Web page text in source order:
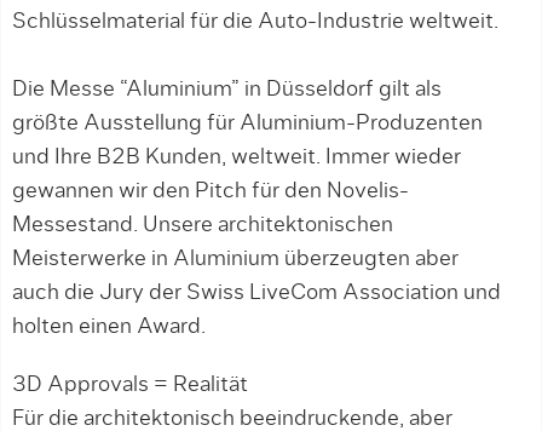
Schlüsselmaterial für die Auto-Industrie weltweit.
Die Messe “Aluminium” in Düsseldorf gilt als
größte Ausstellung für Aluminium-Produzenten
und Ihre B2B Kunden, weltweit. Immer wieder
gewannen wir den Pitch für den Novelis-
Messestand. Unsere architektonischen
Meisterwerke in Aluminium überzeugten aber
auch die Jury der Swiss LiveCom Association und
holten einen Award.
3D Approvals = Realität
Für die architektonisch beeindruckende, aber